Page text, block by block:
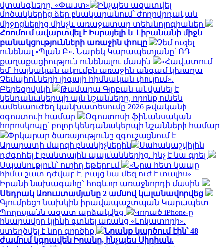
վտանգները. «Փաստ»
Ինչպես ազատվել
մոծակներից ձեր բնակարանում՝ ժողովրդական
միջոցներից մինչև առաջատար տեխնոլոգիաներ
Հռոմում ավարտվել է Իսրայելի և Լիբանանի միջև
բանակցությունների առաջին փուլը
Չեմ ուզել
ունենալ «Պլան Բ»․ Նարեկ Կարապետյանը՝ ՌԴ
քաղաքացիություն ունենալու մասին
«Հավատում
եմ՝ հայկական ակումբն առաջին անգամ կխաղա
Չեմպիոնների լիգայի հիմնական փուլում».
Բերեզովսկի
Թամարա Գլոբան անվանել է
կենդանակերպի այն նշանները, որոնք ունեն
ամենաուժեղ կանխատեսումը 2026 թվականի
օգոստոսի համար
Օգոստոսի ֆինանսական
հորոսկոպը՝ բոլոր կենդանակերպի նշանների համար
Փրկարար ծառայությունը զգուշացնում է
Արարատի մարզի բնակիչներին
Սահակաշվիլին
դժգոհել է բանտային պայմաններից․ ինչ է նա գրել
Սպանություն՝ ուղիղ եթերում
«Նրա հետ կապը
հիմա շատ դժվար է, բայց նա մեզ ուժ է տալիս».
Իրանի նախագահը` հոգևոր առաջնորդի մասին
Սեդրակ Առուստամյանը 2 ամսով կալանավորվեց
Գյումրեցի նախկին իրավապաշտպան Կարապետ
Պողոսյանն ազատ արձակվեց
Կորած iPhone-ը
հնարավոր կլինի գտնել առանց «Լոկատորի»․
ստեղծվել է նոր գործիք
Նրանք կարծում էին՝ 48
ժամում կգրավեն Իրանը, ինչպես Սիրիան.